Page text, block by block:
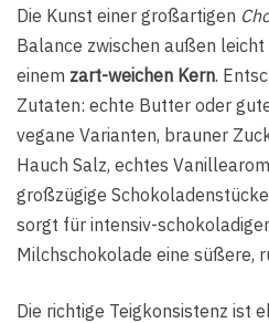
Die Kunst einer großartigen
Balance zwischen außen
einem zart-weichen Kern.
Zutaten: echte Butter oder
vegane Varianten, brauner
Hauch Salz, echtes
großzügige
sorgt für intensiv-
Milchschokolade eine süßere,
Die richtige Teigkonsistenz ist